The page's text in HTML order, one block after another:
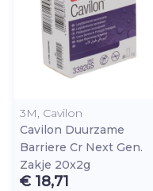
3M, Cavilon
Cavilon Duurzame
Barriere Cr Next Gen.
Zakje 20x2g
€ 18,71